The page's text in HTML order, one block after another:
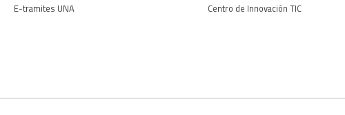
E-tramites UNA
Centro de Innovación TIC